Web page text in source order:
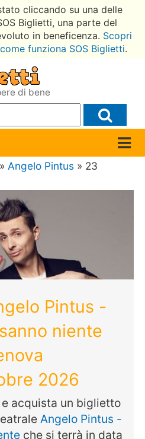
cliccando su una delle
Biglietti, una parte del
in beneficenza. Scopri
funziona SOS Biglietti.
di bene
»Angelo Pintus » 23
Pintus -
niente
2026
acquista un biglietto
Angelo Pintus -
che si terrà in data